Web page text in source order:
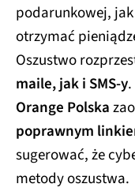
podarunkowej,
otrzymać
Oszustwo
maile, jak i SMS-y
Orange Polska
poprawnym
sugerować, że
metody oszustwa.